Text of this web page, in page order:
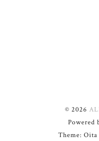
© 2026
Powered
Theme: Oita